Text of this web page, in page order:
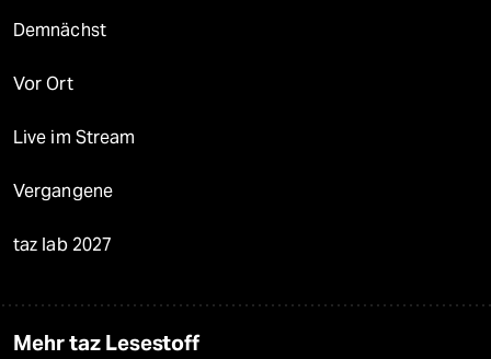
Demnächst
Vor Ort
Live im Stream
Vergangene
taz lab 2027
Mehr taz Lesestoff